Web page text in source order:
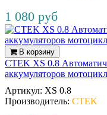
1 080 руб
В корзину
CTEK XS 0.8
аккумуляторов
Артикул: XS 0.8
Производитель: CTEK